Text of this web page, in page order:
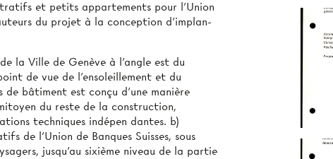
et petits appartements pour l’Union
du projet à la conception d’implan­
la Ville de Genève à l’angle est du
de vue de l’ensoleillement et du
bâtiment est conçu d’une manière
du reste de la construction,
techniques indépen­ dantes. b)
de l’Union de Banques Suisses, sous
jusqu’au sixième niveau de la partie